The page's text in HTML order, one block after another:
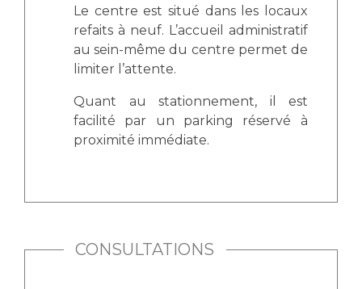
Les Comités Locaux des Usagers
Le projet des usagers
Qualité
Nos indicateurs qualité et de sécurité des soins
Sécurité
Rôles et missions
Liste des marchés conclus
Documents utiles
Le centre est situé dans les locaux
refaits à neuf. L’accueil administratif
au sein-même du centre permet de
limiter l’attente.
Quant au stationnement, il est
facilité par un parking réservé à
proximité immédiate.
CONSULTATIONS